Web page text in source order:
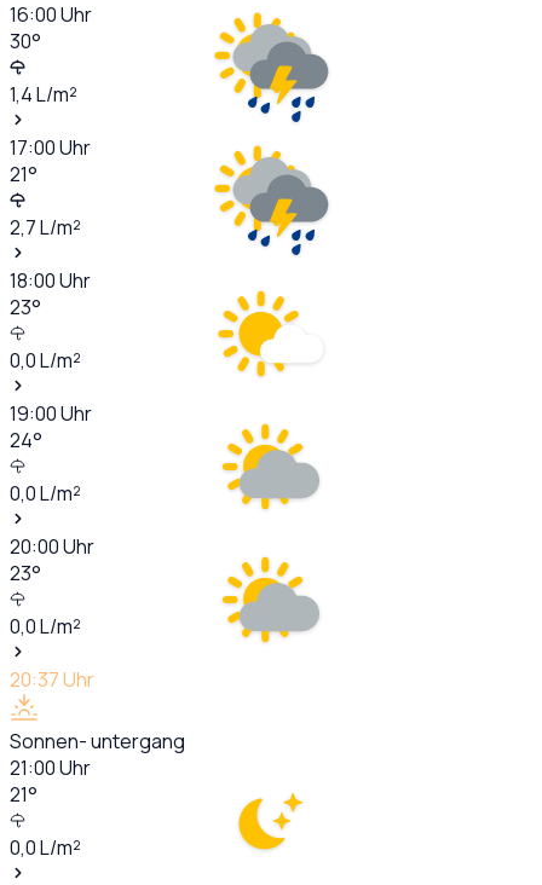
16:00Uhr
30°
1,4L/m²
17:00Uhr
21°
2,7L/m²
18:00Uhr
23°
0,0L/m²
19:00Uhr
24°
0,0L/m²
20:00Uhr
23°
0,0L/m²
20:37Uhr
Sonnen- untergang
21:00Uhr
21°
0,0L/m²